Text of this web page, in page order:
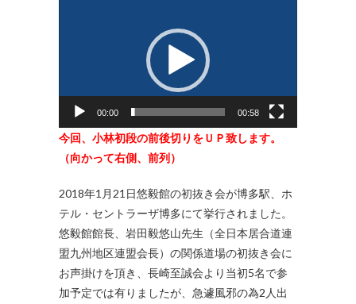
00:00 00:58
今回、小林初段の前後切りをＵＰ致します。
（向かって右側、前列）
2018年1月21日悠毅館の初抜き会が博多駅、ホ
テル・セントラーザ博多にて挙行されました。
悠毅館館長、岩田毅悠山先生（全日本居合道連
盟九州地区連盟会長）の関係道場の初抜き会に
お声掛けを頂き、長崎至誠会より当初5名で参
加予定では有りましたが、急遽風邪の為2人出